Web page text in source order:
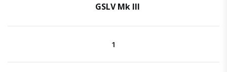
GSLV Mk III
1